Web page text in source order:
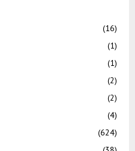
(16)
(1)
(1)
(2)
(2)
(4)
(624)